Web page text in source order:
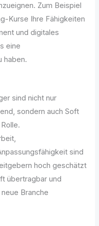
Zum Beispiel
Kurse Ihre Fähigkeiten
und digitales
eine
haben.
sind nicht nur
sondern auch Soft
sind
hoch geschätzt
übertragbar und
Branche